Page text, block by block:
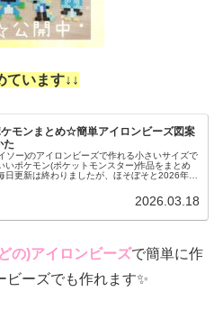
ています↓ ↓
モンまとめ☆簡単アイロンビーズ図案
た
ソー)のアイロンビーズで作れる小さいサイズで
いポケモン(ポケットモンスター)作品をまとめ
日更新は終わりましたが、ほそぼそと2026年も
2026.03.18
の)アイロンビーズで簡単に作
ーズでも作れます✨